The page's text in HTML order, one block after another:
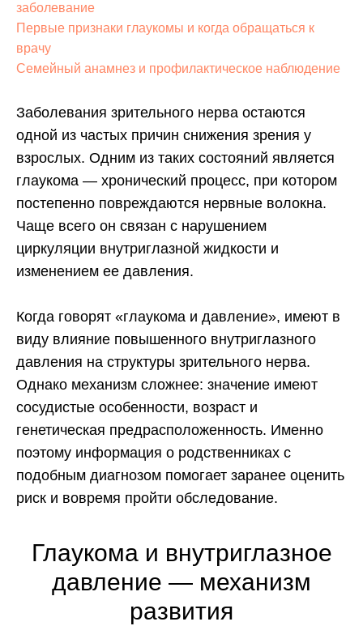
заболевание
Первые признаки глаукомы и когда обращаться к
врачу
Семейный анамнез и профилактическое наблюдение
Заболевания зрительного нерва остаются
одной из частых причин снижения зрения у
взрослых. Одним из таких состояний является
глаукома — хронический процесс, при котором
постепенно повреждаются нервные волокна.
Чаще всего он связан с нарушением
циркуляции внутриглазной жидкости и
изменением ее давления.
Когда говорят «глаукома и давление», имеют в
виду влияние повышенного внутриглазного
давления на структуры зрительного нерва.
Однако механизм сложнее: значение имеют
сосудистые особенности, возраст и
генетическая предрасположенность. Именно
поэтому информация о родственниках с
подобным диагнозом помогает заранее оценить
риск и вовремя пройти обследование.
Глаукома и внутриглазное
давление — механизм
развития